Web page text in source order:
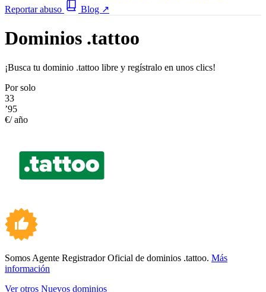
Reportar abuso
Blog ↗
Dominios .tattoo
¡Busca tu dominio .tattoo libre y regístralo en unos clics!
Por solo
33
’95
€/ año
Somos Agente Registrador Oficial de dominios .tattoo. Más
información
Ver otros Nuevos dominios